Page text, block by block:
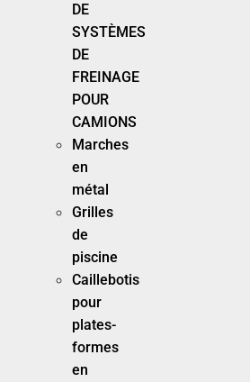
DE
SYSTÈMES
DE
FREINAGE
POUR
CAMIONS
Marches
en
métal
Grilles
de
piscine
Caillebotis
pour
plates-
formes
en